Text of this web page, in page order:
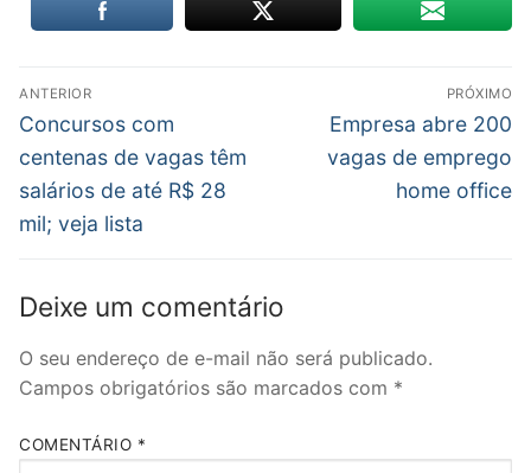
Navegação
de
Post
ANTERIOR
Post
anterior:
Concursos com
centenas de vagas têm
salários de até R$ 28
mil; veja lista
PRÓXIMO
Próximo
post:
Empresa abre 200
vagas de emprego
home office
Deixe um comentário
O seu endereço de e-mail não será publicado.
Campos obrigatórios são marcados com *
COMENTÁRIO *